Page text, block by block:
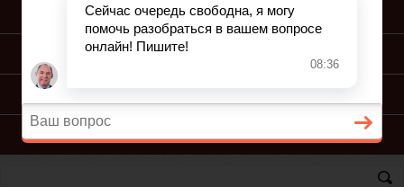
ПОДГОТОВКА ИСКА
ПОДАЧА ИСКА
КОНСУЛЬТАЦИЯ ЮРИСТА